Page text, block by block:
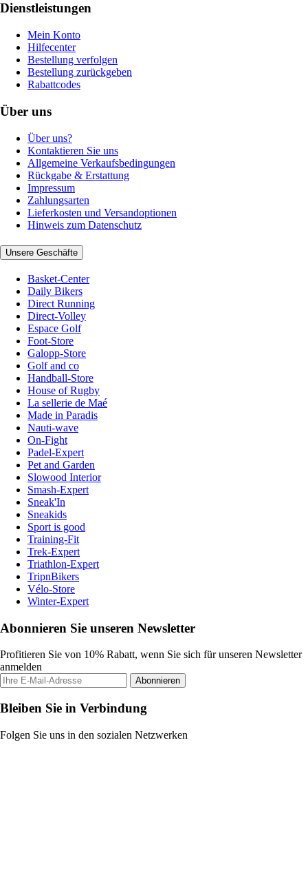
Dienstleistungen
Mein Konto
Hilfecenter
Bestellung verfolgen
Bestellung zurückgeben
Rabattcodes
Über uns
Über uns?
Kontaktieren Sie uns
Allgemeine Verkaufsbedingungen
Rückgabe & Erstattung
Impressum
Zahlungsarten
Lieferkosten und Versandoptionen
Hinweis zum Datenschutz
Unsere Geschäfte
Basket-Center
Daily Bikers
Direct Running
Direct-Volley
Espace Golf
Foot-Store
Galopp-Store
Golf and co
Handball-Store
House of Rugby
La sellerie de Maé
Made in Paradis
Nauti-wave
On-Fight
Padel-Expert
Pet and Garden
Slowood Interior
Smash-Expert
Sneak'In
Sneakids
Sport is good
Training-Fit
Trek-Expert
Triathlon-Expert
TripnBikers
Vélo-Store
Winter-Expert
Abonnieren Sie unseren Newsletter
Profitieren Sie von 10% Rabatt, wenn Sie sich für unseren Newsletter
anmelden
Abonnieren
Bleiben Sie in Verbindung
Folgen Sie uns in den sozialen Netzwerken